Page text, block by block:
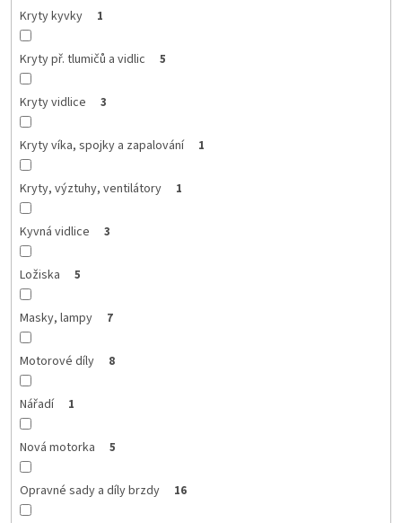
Kryty kyvky 1
Kryty př. tlumičů a vidlic 5
Kryty vidlice 3
Kryty víka, spojky a zapalování 1
Kryty, výztuhy, ventilátory 1
Kyvná vidlice 3
Ložiska 5
Masky, lampy 7
Motorové díly 8
Nářadí 1
Nová motorka 5
Opravné sady a díly brzdy 16